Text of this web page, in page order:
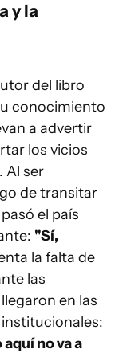
y la
del libro
conocimiento
a advertir
los vicios
Al ser
de transitar
el país
"Sí,
la falta de
las
en las
no va a